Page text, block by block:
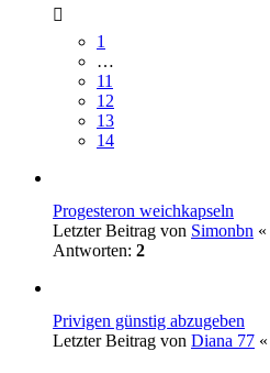
1
…
11
12
13
14
Progesteron weichkapseln
Letzter Beitrag von Simonbn «
Antworten: 2
Privigen günstig abzugeben
Letzter Beitrag von Diana 77 «